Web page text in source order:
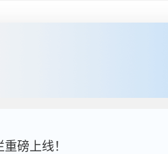
磅上线！